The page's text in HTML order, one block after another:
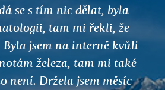
se s tím nic dělat, byla
tam mi řekli, že
Byla jsem na interně kvůli
železa, tam mi také
není. Držela jsem měsíc